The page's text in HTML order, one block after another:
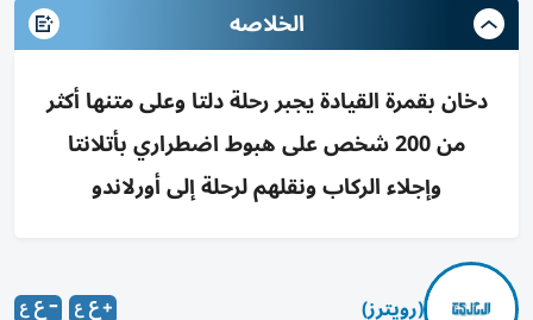
الخلاصه
دخان بقمرة القيادة يجبر رحلة دلتا وعلى متنها أكثر
من 200 شخص على هبوط اضطراري بأتلانتا
وإجلاء الركاب ونقلهم لرحلة إلى أورلاندو
(رويترز)